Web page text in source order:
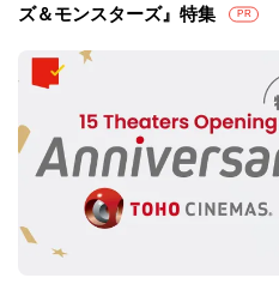
ズ＆モンスターズ』特集
PR